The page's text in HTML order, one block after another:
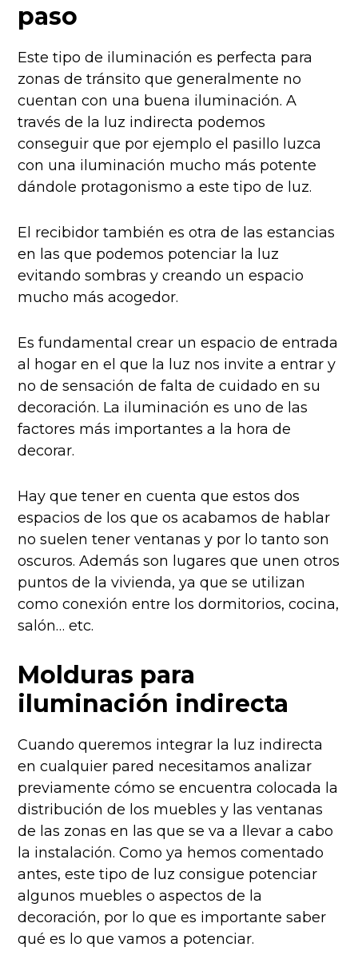
paso
Este tipo de iluminación es perfecta para
zonas de tránsito que generalmente no
cuentan con una buena iluminación. A
través de la luz indirecta podemos
conseguir que por ejemplo el pasillo luzca
con una iluminación mucho más potente
dándole protagonismo a este tipo de luz.
El recibidor también es otra de las estancias
en las que podemos potenciar la luz
evitando sombras y creando un espacio
mucho más acogedor.
Es fundamental crear un espacio de entrada
al hogar en el que la luz nos invite a entrar y
no de sensación de falta de cuidado en su
decoración. La iluminación es uno de las
factores más importantes a la hora de
decorar.
Hay que tener en cuenta que estos dos
espacios de los que os acabamos de hablar
no suelen tener ventanas y por lo tanto son
oscuros. Además son lugares que unen otros
puntos de la vivienda, ya que se utilizan
como conexión entre los dormitorios, cocina,
salón… etc.
Molduras para
iluminación indirecta
Cuando queremos integrar la luz indirecta
en cualquier pared necesitamos analizar
previamente cómo se encuentra colocada la
distribución de los muebles y las ventanas
de las zonas en las que se va a llevar a cabo
la instalación. Como ya hemos comentado
antes, este tipo de luz consigue potenciar
algunos muebles o aspectos de la
decoración, por lo que es importante saber
qué es lo que vamos a potenciar.